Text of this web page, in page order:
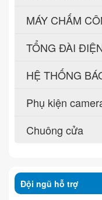
MÁY CHẤM
TỔNG ĐÀI
HỆ THỐNG
Phụ kiện
Chuông cửa
Đội ngũ hỗ trợ